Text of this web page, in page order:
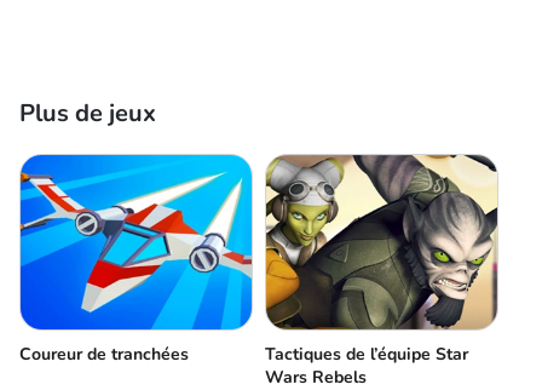
Plus de jeux
Coureur de tranchées
Tactiques de l’équipe Star
Wars Rebels